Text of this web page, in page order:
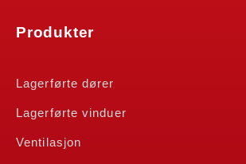
Produkter
Lagerførte dører
Lagerførte vinduer
Ventilasjon